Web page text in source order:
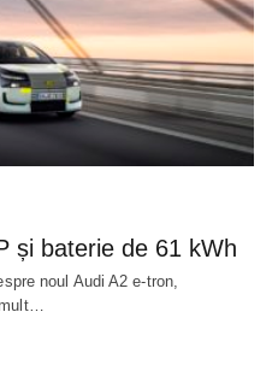
și baterie de 61 kWh
noul Audi A2 e-tron,